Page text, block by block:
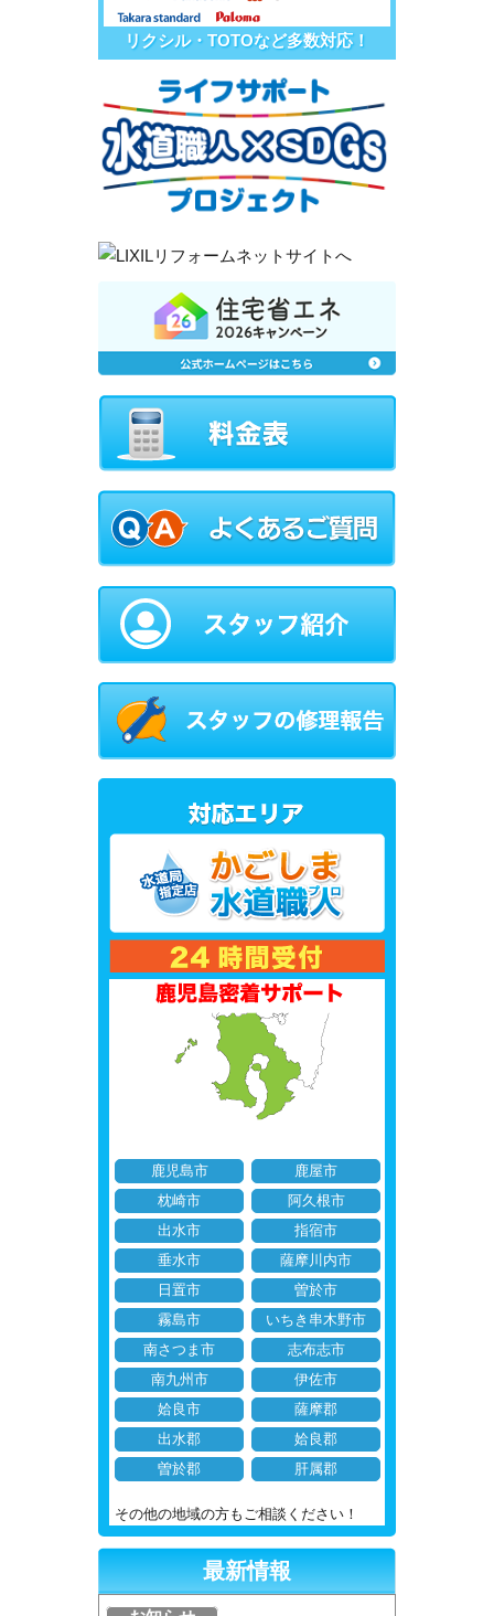
リクシル・TOTOなど多数対応！
鹿児島市
鹿屋市
枕崎市
阿久根市
出水市
指宿市
垂水市
薩摩川内市
日置市
曽於市
霧島市
いちき串木野市
南さつま市
志布志市
南九州市
伊佐市
姶良市
薩摩郡
出水郡
姶良郡
曽於郡
肝属郡
その他の地域の方もご相談ください！
最新情報